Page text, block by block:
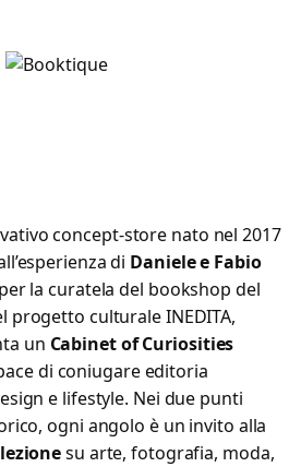
concept-store nato nel 2017
di Daniele e Fabio
la curatela del bookshop del
progetto culturale INEDITA,
un Cabinet of Curiosities
di coniugare editoria
e lifestyle. Nei due punti
ogni angolo è un invito alla
su arte, fotografia, moda,